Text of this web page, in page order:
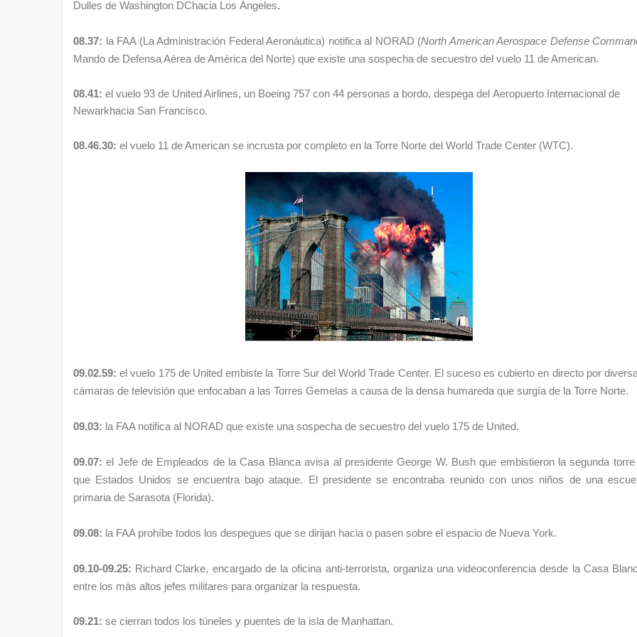
Dulles de Washington DChacia Los Ángeles.
08.37: la FAA (La Administración Federal Aeronáutica) notifica al NORAD (North American Aerospace Defense
Mando de Defensa Aérea de América del Norte) que existe una sospecha de secuestro del vuelo 11 de American.
08.41: el vuelo 93 de United Airlines, un Boeing 757 con 44 personas a bordo, despega del Aeropuerto Internacional de
Newarkhacia San Francisco.
08.46.30: el vuelo 11 de American se incrusta por completo en la Torre Norte del World Trade Center (WTC).
09.02.59: el vuelo 175 de United embiste la Torre Sur del World Trade Center. El suceso es cubierto en directo por
cámaras de televisión que enfocaban a las Torres Gemelas a causa de la densa humareda que surgía de la Torre Norte.
09.03: la FAA notifica al NORAD que existe una sospecha de secuestro del vuelo 175 de United.
09.07: el Jefe de Empleados de la Casa Blanca avisa al presidente George W. Bush que embistieron la segunda
que Estados Unidos se encuentra bajo ataque. El presidente se encontraba reunido con unos niños de una
primaria de Sarasota (Florida).
09.08: la FAA prohíbe todos los despegues que se dirijan hacia o pasen sobre el espacio de Nueva York.
09.10-09.25: Richard Clarke, encargado de la oficina anti-terrorista, organiza una videoconferencia desde la Casa
entre los más altos jefes militares para organizar la respuesta.
09.21: se cierran todos los túneles y puentes de la isla de Manhattan.